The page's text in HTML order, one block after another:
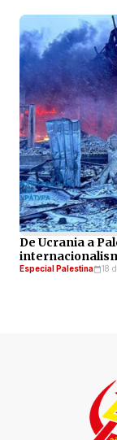
De Ucrania a
Especial Palestina 18